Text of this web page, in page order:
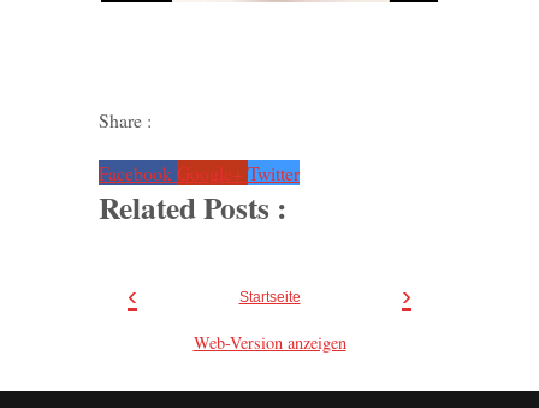
Share :
Facebook Google+ Twitter
Related Posts :
‹ ›
Startseite
Web-Version anzeigen